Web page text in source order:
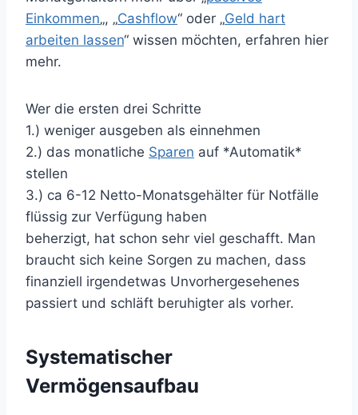
Einkommen„, „Cashflow“ oder „Geld hart
arbeiten lassen“ wissen möchten, erfahren hier
mehr.
Wer die ersten drei Schritte
1.) weniger ausgeben als einnehmen
2.) das monatliche Sparen auf *Automatik*
stellen
3.) ca 6-12 Netto-Monatsgehälter für Notfälle
flüssig zur Verfügung haben
beherzigt, hat schon sehr viel geschafft. Man
braucht sich keine Sorgen zu machen, dass
finanziell irgendetwas Unvorhergesehenes
passiert und schläft beruhigter als vorher.
Systematischer
Vermögensaufbau